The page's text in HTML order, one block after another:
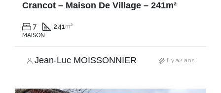
Crancot – Maison De Village – 241m²
7 241m²
MAISON
Jean-Luc MOISSONNIER il y a2 ans